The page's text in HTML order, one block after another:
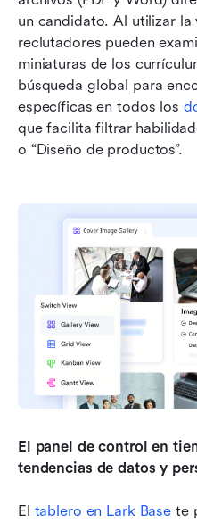
un candidato. Al utilizar la
reclutadores pueden
miniaturas de los
búsqueda global para
específicas en todos los
que facilita filtrar
o “Diseño de productos”.
El panel de control en
tendencias de datos y
El tablero en Lark Base te